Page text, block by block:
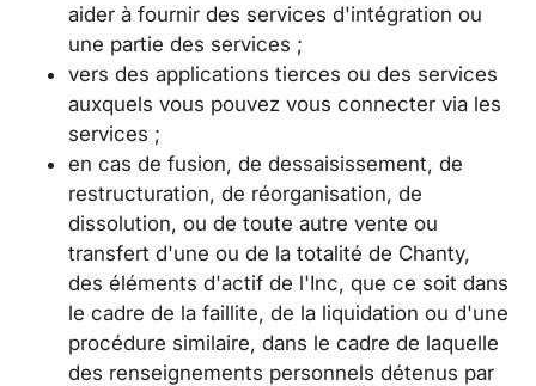
aider à fournir des services d'intégration ou
une partie des services ;
vers des applications tierces ou des services
auxquels vous pouvez vous connecter via les
services ;
en cas de fusion, de dessaisissement, de
restructuration, de réorganisation, de
dissolution, ou de toute autre vente ou
transfert d'une ou de la totalité de Chanty,
des éléments d'actif de l'Inc, que ce soit dans
le cadre de la faillite, de la liquidation ou d'une
procédure similaire, dans le cadre de laquelle
des renseignements personnels détenus par